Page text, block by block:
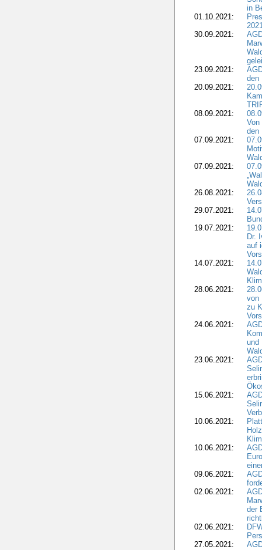
in
01.10.2021:
30.09.2021:
23.09.2021:
den
20.09.2021:
08.09.2021:
den
07.09.2021:
07.09.2021:
26.08.2021:
29.07.2021:
19.07.2021:
Dr.
auf
14.07.2021:
28.06.2021:
von
zu
24.06.2021:
und
23.06.2021:
15.06.2021:
10.06.2021:
10.06.2021:
09.06.2021:
02.06.2021:
der
02.06.2021:
27.05.2021: